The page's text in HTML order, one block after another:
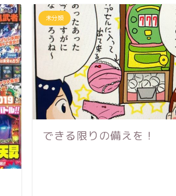
未分類
できる限りの備えを！